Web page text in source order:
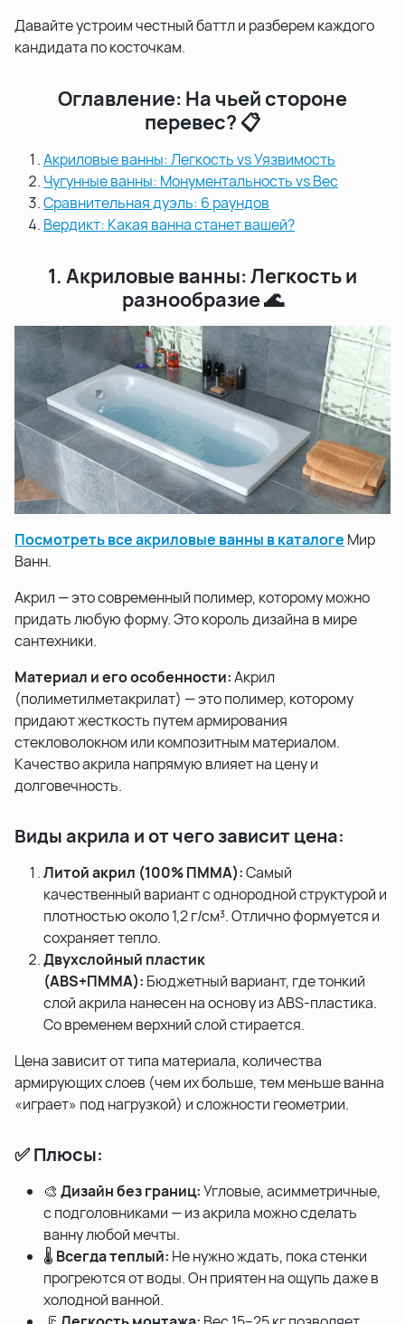
Давайте устроим честный баттл и разберем каждого
кандидата по косточкам.
Оглавление: На чьей стороне
перевес? 📋
Акриловые ванны: Легкость vs Уязвимость
Чугунные ванны: Монументальность vs Вес
Сравнительная дуэль: 6 раундов
Вердикт: Какая ванна станет вашей?
1. Акриловые ванны: Легкость и
разнообразие 🌊
Посмотреть все акриловые ванны в каталоге Мир
Ванн.
Акрил — это современный полимер, которому можно
придать любую форму. Это король дизайна в мире
сантехники.
Материал и его особенности:Акрил
(полиметилметакрилат) — это полимер, которому
придают жесткость путем армирования
стекловолокном или композитным материалом.
Качество акрила напрямую влияет на цену и
долговечность.
Виды акрила и от чего зависит цена:
Литой акрил (100% ПММА):Самый
качественный вариант с однородной структурой и
плотностью около 1,2 г/см³. Отлично формуется и
сохраняет тепло.
Двухслойный пластик
(ABS+ПММА): Бюджетный вариант, где тонкий
слой акрила нанесен на основу из ABS-пластика.
Со временем верхний слой стирается.
Цена зависит от типа материала, количества
армирующих слоев (чем их больше, тем меньше ванна
«играет» под нагрузкой) и сложности геометрии.
✅ Плюсы:
🎨 Дизайн без границ:Угловые, асимметричные,
с подголовниками — из акрила можно сделать
ванну любой мечты.
🌡️ Всегда теплый: Не нужно ждать, пока стенки
прогреются от воды. Он приятен на ощупь даже в
холодной ванной.